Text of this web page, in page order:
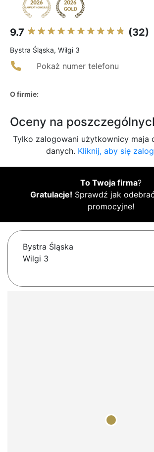
9.7 (32)
Bystra Śląska, Wilgi 3
Pokaż numer telefonu
O firmie:
Oceny na
Tylko zalogowani użytkownicy maja
danych. Kliknij, aby się
To Twoja firma?
Gratulacje! Sprawdź jak
promocyjne!
Bystra Śląska
Wilgi 3